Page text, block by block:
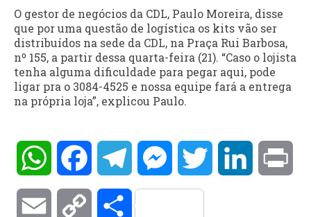
O gestor de negócios da CDL, Paulo Moreira, disse
que por uma questão de logística os kits vão ser
distribuídos na sede da CDL, na Praça Rui Barbosa,
nº 155, a partir dessa quarta-feira (21). “Caso o lojista
tenha alguma dificuldade para pegar aqui, pode
ligar pra o 3084-4525 e nossa equipe fará a entrega
na própria loja”, explicou Paulo.
WhatsAppFacebookTelegramMessengerTwitter LinkedIn
Email Copy Compartilhar